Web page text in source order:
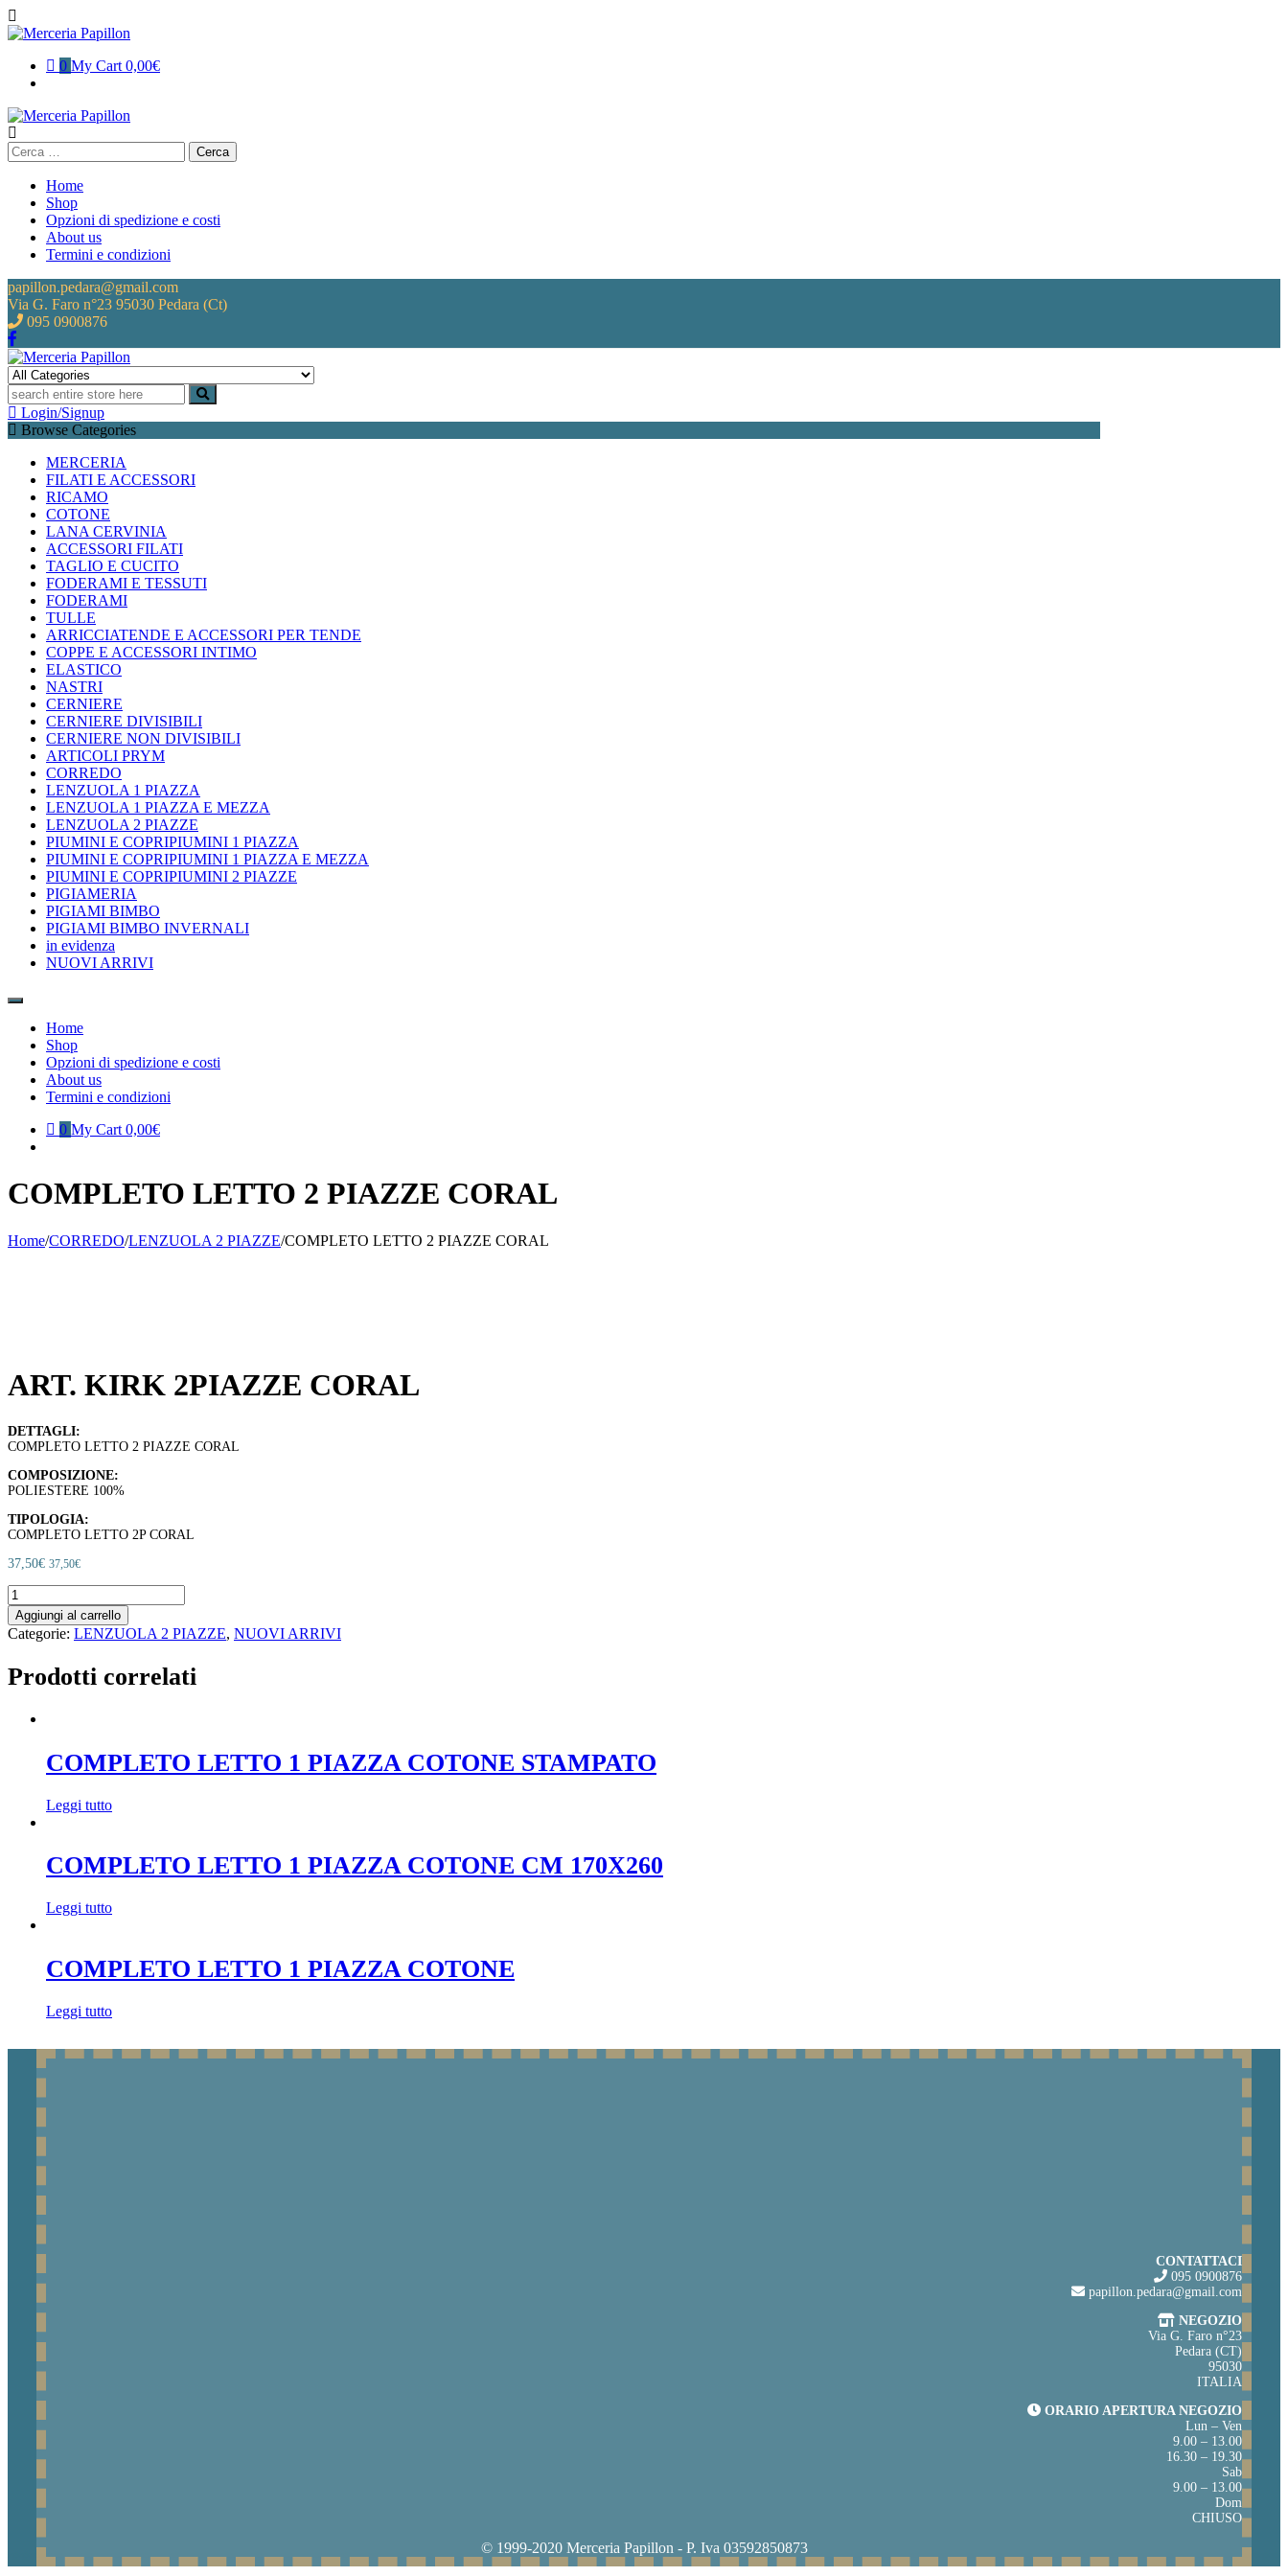
Skip
to
0 My Cart 0,00€
Ricerca
per:
Home
Shop
Opzioni di spedizione e costi
About us
Termini e condizioni
papillon.pedara@gmail.com
Via G. Faro n°23 95030 Pedara (Ct)
095 0900876
Merceria Papillon
Merceria, intimo e neonato
Login/Signup
Browse Categories
MERCERIA
FILATI E ACCESSORI
RICAMO
COTONE
LANA CERVINIA
ACCESSORI FILATI
TAGLIO E CUCITO
FODERAMI E TESSUTI
FODERAMI
TULLE
ARRICCIATENDE E ACCESSORI PER TENDE
COPPE E ACCESSORI INTIMO
ELASTICO
NASTRI
CERNIERE
CERNIERE DIVISIBILI
CERNIERE NON DIVISIBILI
ARTICOLI PRYM
CORREDO
LENZUOLA 1 PIAZZA
LENZUOLA 1 PIAZZA E MEZZA
LENZUOLA 2 PIAZZE
PIUMINI E COPRIPIUMINI 1 PIAZZA
PIUMINI E COPRIPIUMINI 1 PIAZZA E MEZZA
PIUMINI E COPRIPIUMINI 2 PIAZZE
PIGIAMERIA
PIGIAMI BIMBO
PIGIAMI BIMBO INVERNALI
in evidenza
NUOVI ARRIVI
Home
Shop
Opzioni di spedizione e costi
About us
Termini e condizioni
0 My Cart 0,00€
COMPLETO LETTO 2 PIAZZE CORAL
Home/CORREDO/LENZUOLA 2 PIAZZE/COMPLETO LETTO 2 PIAZZE CORAL
ART. KIRK 2PIAZZE CORAL
DETTAGLI:
COMPLETO LETTO 2 PIAZZE CORAL
COMPOSIZIONE:
POLIESTERE 100%
TIPOLOGIA:
COMPLETO LETTO 2P CORAL
37,50€ 37,50€
COMPLETO
LETTO
2
PIAZZE
quantità
Aggiungi al carrello
Categorie: LENZUOLA 2 PIAZZE, NUOVI ARRIVI
Prodotti correlati
COMPLETO LETTO 1 PIAZZA COTONE STAMPATO
Leggi tutto
COMPLETO LETTO 1 PIAZZA COTONE CM 170X260
Leggi tutto
COMPLETO LETTO 1 PIAZZA COTONE
Leggi tutto
CONTATTACI
095 0900876
papillon.pedara@gmail.com
NEGOZIO
Via G. Faro n°23
Pedara (CT)
95030
ITALIA
ORARIO APERTURA NEGOZIO
Lun – Ven
9.00 – 13.00
16.30 – 19.30
Sab
9.00 – 13.00
Dom
CHIUSO
© 1999-2020 Merceria Papillon - P. Iva 03592850873